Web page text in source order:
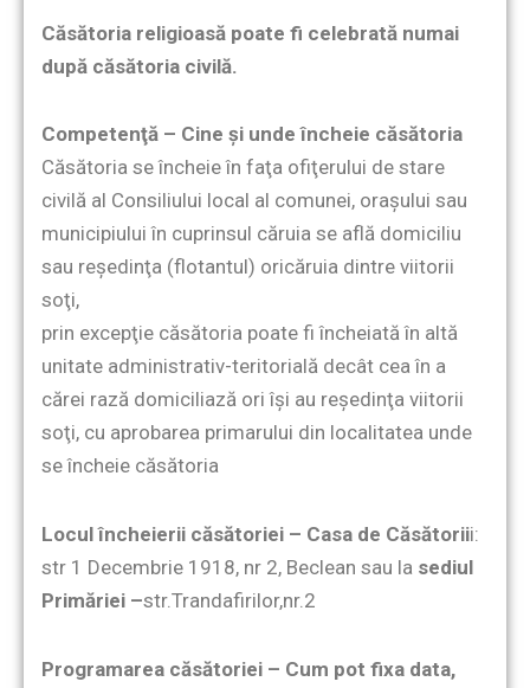
Căsătoria religioasă poate fi celebrată numai
după căsătoria civilă.
Competenţă – Cine şi unde încheie căsătoria
Căsătoria se încheie în faţa ofiţerului de stare
civilă al Consiliului local al comunei, oraşului sau
municipiului în cuprinsul căruia se află domiciliu
sau reşedinţa (flotantul) oricăruia dintre viitorii
soţi,
prin excepţie căsătoria poate fi încheiată în altă
unitate administrativ-teritorială decât cea în a
cărei rază domiciliază ori îşi au reşedinţa viitorii
soţi, cu aprobarea primarului din localitatea unde
se încheie căsătoria
Locul încheierii căsătoriei – Casa de Căsătoriii:
str 1 Decembrie 1918, nr 2, Beclean sau la sediul
Primăriei –str.Trandafirilor,nr.2
Programarea căsătoriei – Cum pot fixa data,